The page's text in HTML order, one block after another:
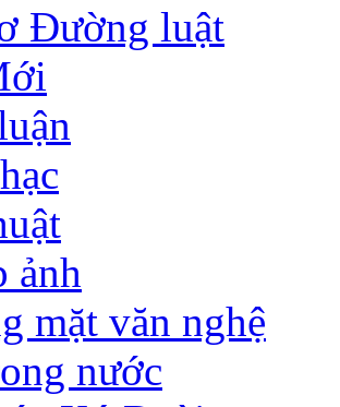
Đường luật
ảnh
mặt văn nghệ
nước